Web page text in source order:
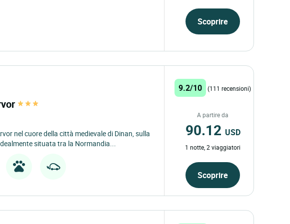
Scoprire
nel cuore della città medievale di Dinan, sulla
situata tra la Normandia...
9.2/10 (111 recensioni)
A partire da
90.12 USD
1 notte, 2 viaggiatori
Scoprire